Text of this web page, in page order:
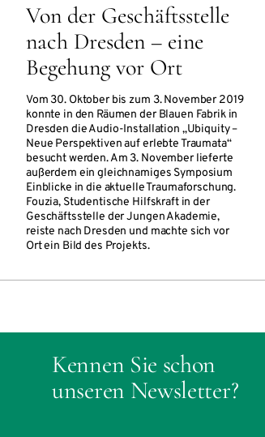
Von der Geschäftsstelle
nach Dresden – eine
Begehung vor Ort
Vom 30. Oktober bis zum 3. November 2019
konnte in den Räumen der Blauen Fabrik in
Dresden die Audio-Installation „Ubiquity –
Neue Perspektiven auf erlebte Traumata“
besucht werden. Am 3. November lieferte
außerdem ein gleichnamiges Symposium
Einblicke in die aktuelle Traumaforschung.
Fouzia, Studentische Hilfskraft in der
Geschäftsstelle der Jungen Akademie,
reiste nach Dresden und machte sich vor
Ort ein Bild des Projekts.
Kennen Sie schon
unseren Newsletter?